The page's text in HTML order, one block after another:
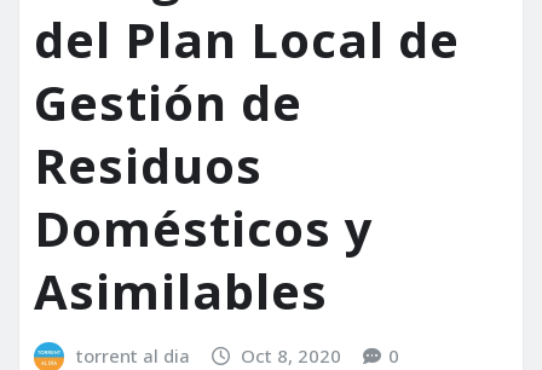
del Plan Local de
Gestión de
Residuos
Domésticos y
Asimilables
torrent al dia Oct 8, 2020 0